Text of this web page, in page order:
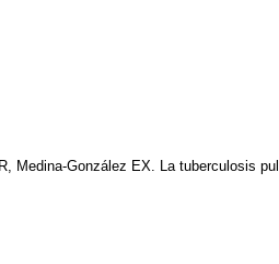
Medina-González EX. La tuberculosis